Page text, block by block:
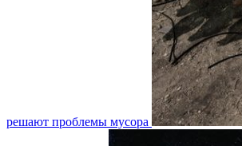
решают проблемы мусора